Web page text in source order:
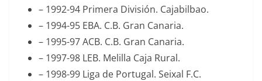
– 1992-94 Primera División. Cajabilbao.
– 1994-95 EBA. C.B. Gran Canaria.
– 1995-97 ACB. C.B. Gran Canaria.
– 1997-98 LEB. Melilla Caja Rural.
– 1998-99 Liga de Portugal. Seixal F.C.